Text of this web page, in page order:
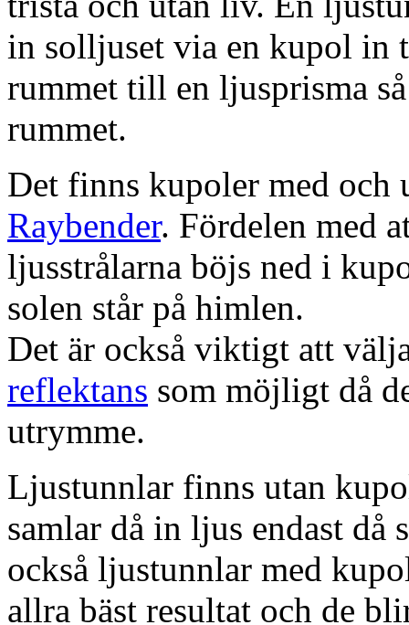
in solljuset via en kupol in
rummet till en ljusprisma
rummet.
Det finns kupoler med och
Raybender. Fördelen med
ljusstrålarna böjs ned i
solen står på himlen.
Det är också viktigt att
reflektans som möjligt då
utrymme.
Ljustunnlar finns utan
samlar då in ljus endast då
också ljustunnlar med
allra bäst resultat och de